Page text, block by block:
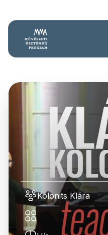
Kolonits Klára